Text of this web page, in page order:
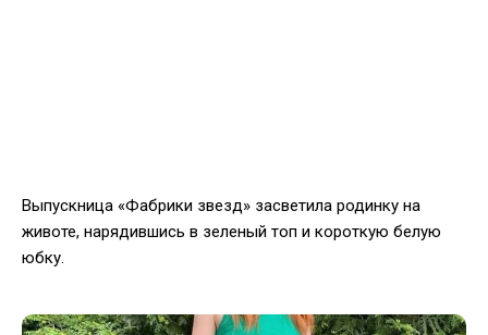
Выпускница «Фабрики звезд» засветила родинку на
животе, нарядившись в зеленый топ и короткую белую
юбку.